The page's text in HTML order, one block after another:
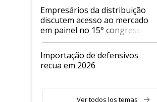
Empresários da distribuição
discutem acesso ao mercado
em painel no 15° congresso
Andav
Importação de defensivos
recua em 2026
Ver todos los temas